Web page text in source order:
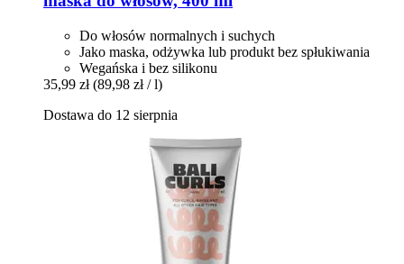
Do włosów normalnych i suchych
Jako maska, odżywka lub produkt bez spłukiwania
Wegańska i bez silikonu
35,99 zł (89,98 zł / l)
Dostawa do 12 sierpnia